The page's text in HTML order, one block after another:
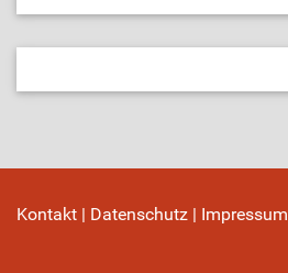
Kontakt | Datenschutz | Impressum